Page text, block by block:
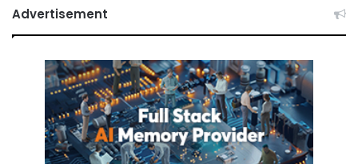
Advertisement